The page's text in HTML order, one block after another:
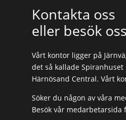
Kontakta oss
eller besök oss
Vårt kontor ligger på
det så kallade
Härnösand Central. Vårt
Söker du någon av våra
Besök vår